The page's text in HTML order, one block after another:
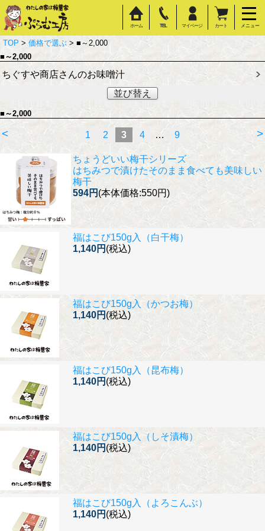
ホーム TEL マイページ カート メニュー
TOP > 価格で選ぶ > ■～2,000
■～2,000
ちぐすや商店さんのお味噌汁
並び替え
■～2,000
< >
1 2 3 4 … 9
ちょうどいい梅干シリーズ
はちみつで漬けたそのまま食べても美味しい
梅干
594円 (本体価格:550円)
福はこび150g入（白干梅）
1,140円 (税込)
福はこび150g入（かつお梅）
1,140円 (税込)
福はこび150g入（昆布梅）
1,140円 (税込)
福はこび150g入（しそ漬梅）
1,140円 (税込)
福はこび150g入（よろこんぶ）
1,140円 (税込)